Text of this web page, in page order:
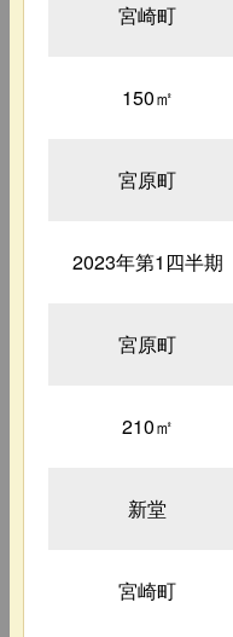
宮崎町
150㎡
宮原町
2023年第1四半期
宮原町
210㎡
新堂
宮崎町